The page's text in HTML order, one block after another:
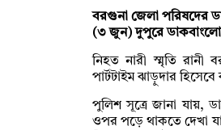
বরগুনা জেলা পরিষদের
(৩ জুন) দুপুরে
নিহত নারী স্মৃতি রানী
পার্টটাইম ঝাড়ুদার
পুলিশ সূত্রে জানা যায়,
ওপর পড়ে থাকতে দেখা